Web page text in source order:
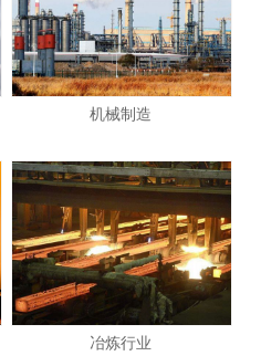
机械制造
冶炼行业